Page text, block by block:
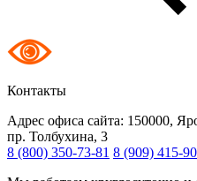
Контакты
Адрес офиса сайта: 150000,
пр. Толбухина, 3
8 (800) 350-73-81 8 (909) 415-